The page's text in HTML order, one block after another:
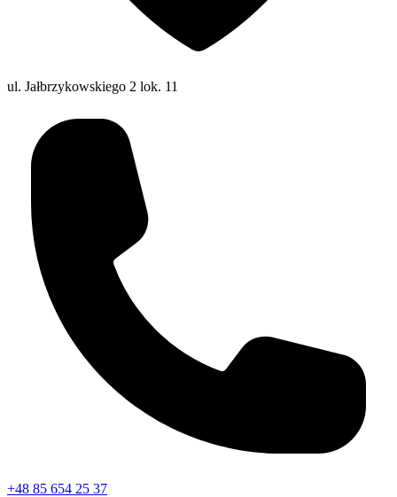
ul. Jałbrzykowskiego 2 lok. 11
+48 85 654 25 37